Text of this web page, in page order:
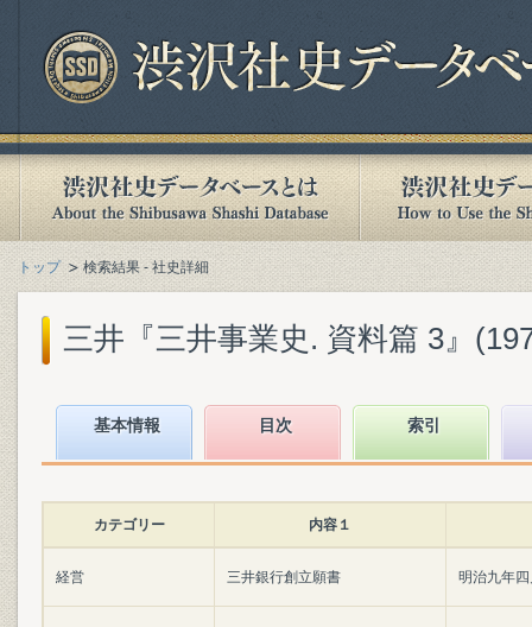
トップ 検索結果 - 社史詳細
三井『三井事業史. 資料篇 3』
基本情報 目次 索引
カテゴリー 内容１
経営 三井銀行創立願書 明治九年